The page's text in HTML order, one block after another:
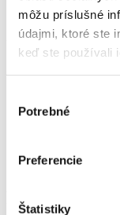
môžu príslušné
údajmi, ktoré ste
keď ste používali
súhlasu
Potrebné
Preferencie
Štatistiky
Minerálne
Účinok
doplnenie
má význam v
dezinfikuje
hubových chorôb
Použitie